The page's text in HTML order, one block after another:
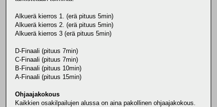
Alkuerä kierros 1. (erä pituus 5min)
Alkuerä kierros 2. (erä pituus 5min)
Alkuerä kierros 3 (erä pituus 5min)
D-Finaali (pituus 7min)
C-Finaali (pituus 7min)
B-Finaali (pituus 10min)
A-Finaali (pituus 15min)
Ohjaajakokous
Kaikkien osakilpailujen alussa on aina pakollinen ohjaajakokous.